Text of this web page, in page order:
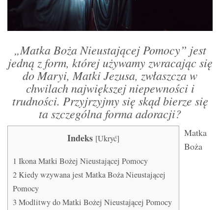
„Matka Boża Nieustającej Pomocy” jest
jedną z form, której używamy zwracając się
do Maryi, Matki Jezusa, zwłaszcza w
chwilach największej niepewności i
trudności. Przyjrzyjmy się skąd bierze się
ta szczególna forma adoracji?
Indeks [Ukryć]
1 Ikona Matki Bożej Nieustającej Pomocy
2Kiedy wzywana jest Matka Boża Nieustającej
Pomocy
3 Modlitwy do Matki Bożej Nieustającej Pomocy
Matka
Boża